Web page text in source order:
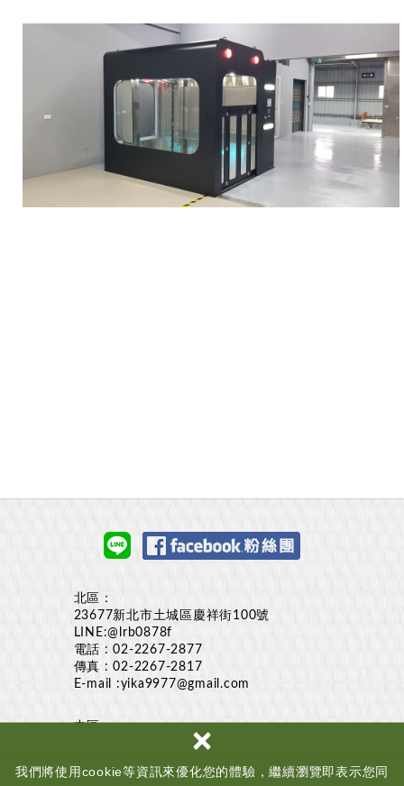
我們將使用cookie等資訊來優化您的體驗，繼續瀏覽即表示您同
×
北區：
23677新北市土城區慶祥街100號
LINE:@lrb0878f
電話 :02-2267-2877
傳真 : 02-2267-2817
E-mail :yika9977@gmail.com
中區：
台中市烏日區溪南路2段516巷150弄18-2號
電話 :0928-003350